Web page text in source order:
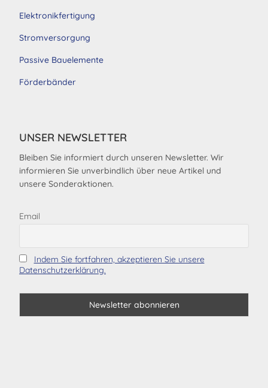
Elektronikfertigung
Stromversorgung
Passive Bauelemente
Förderbänder
UNSER NEWSLETTER
Bleiben Sie informiert durch unseren Newsletter. Wir
informieren Sie unverbindlich über neue Artikel und
unsere Sonderaktionen.
Email
Indem Sie fortfahren, akzeptieren Sie unsere
Datenschutzerklärung.